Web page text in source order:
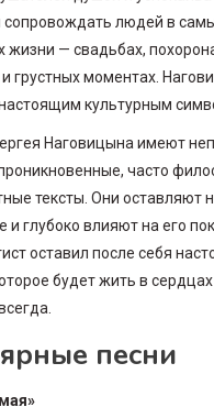
сопровождать людей в
жизни — свадьбах,
грустных моментах.
культурным
Наговицына имеют
часто
тексты. Они оставляют
и глубоко влияют на его
оставил после себя
будет жить в
песни